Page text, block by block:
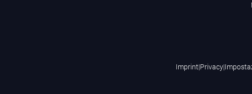
Imprint|Privacy|